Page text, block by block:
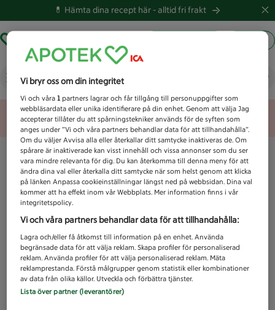
💊 Hämta dina recept här -alltid fri frakt
Vad letar du efter idag?
Unknown error
Vi bryr oss om din integritet
Vi och våra1 partners lagrar och får tillgång till personuppgifter som
webbläsardata eller unika identifierare på din enhet. Genom att välja Jag
accepterar tillåter du att spårningstekniker används för de syften som
anges under ”Vi och våra partners behandlar data för att tillhandahålla”.
Om du väljer Avvisa alla eller återkallar ditt samtycke inaktiveras de. Om
spårare är inaktiverade kan visst innehåll och vissa annonser som du ser
vara mindre relevanta för dig. Du kan återkomma till denna meny för att
ändra dina val eller återkalla ditt samtycke när som helst genom att klicka
på länken Anpassa cookieinställningar längst ned på webbsidan. Dina val
kommer att ha effekt inom vår Webbplats. Mer information finns i vår
integritetspolicy.
Vi och våra partners behandlar data för att tillhandahålla:
Lagra och/eller få åtkomst till information på en enhet. Använda
begränsade data för att välja reklam. Skapa profiler för personaliserad
reklam. Använda profiler för att välja personaliserad reklam. Mäta
reklamprestanda. Förstå målgrupper genom statistik eller kombinationer
av data från olika källor. Utveckla och förbättra tjänster.
Lista över partner (leverantörer)